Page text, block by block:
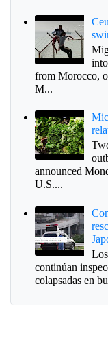
from Morocco,
M...
announced
U.S....
continúan
colapsadas en